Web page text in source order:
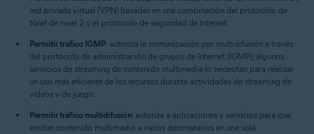
red privada virtual (VPN) basadas en una combinación del protocolo de
túnel de nivel 2 y el protocolo de seguridad de Internet.
Permitir tráfico IGMP: autoriza la comunicación por multidifusión a través
del protocolo de administración de grupos de Internet (IGMP); algunos
servicios de streaming de contenido multimedia lo necesitan para realizar
un uso más eficiente de los recursos durante actividades de streaming de
vídeos y de juego.
Permitir tráfico multidifusión: autoriza a aplicaciones y servicios para que
emitan contenido multimedia a varios destinatarios en una sola